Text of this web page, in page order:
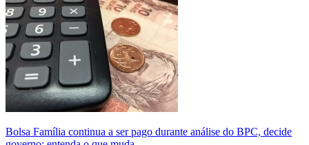
Bolsa Família continua a ser pago durante análise do BPC, decide